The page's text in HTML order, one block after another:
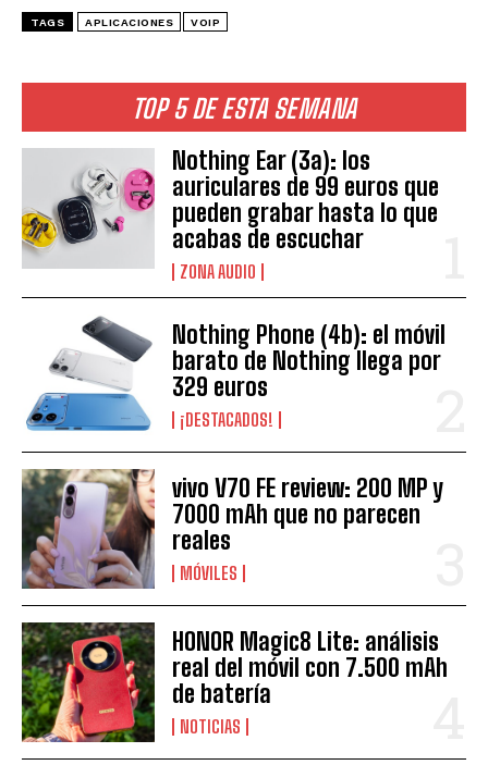
TOP 5 DE ESTA SEMANA
Nothing Ear (3a): los
auriculares de 99 euros que
pueden grabar hasta lo que
acabas de escuchar
ZONA AUDIO
Nothing Phone (4b): el móvil
barato de Nothing llega por
329 euros
¡DESTACADOS!
vivo V70 FE review: 200 MP y
7000 mAh que no parecen
reales
MÓVILES
HONOR Magic8 Lite: análisis
real del móvil con 7.500 mAh
de batería
NOTICIAS
TAGS APLICACIONES VOIP